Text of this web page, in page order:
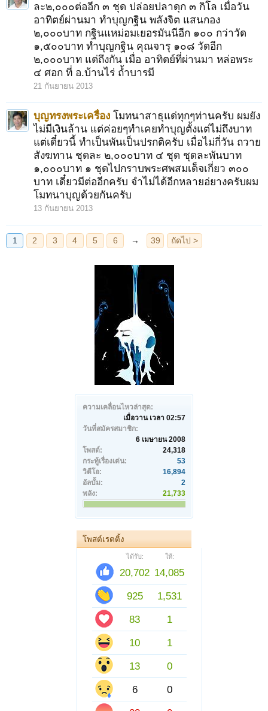
ความเคลื่อนไหวล่าสุด:
เมื่อวาน เวลา 02:57
วันที่สมัครสมาชิก:
6 เมษายน 2008
โพสต์:
24,318
กระทู้เรื่องเด่น:
53
วิดีโอ:
16,894
อัลบั้ม:
2
พลัง:
21,733
โพสต์เรตติ้ง
ได้รับ: ให้:
20,702 14,085
925
1,531
83
1
10
1
13
0
6
0
ละ๒,๐๐๐ต่ออีก ๓ ชุด ปล่อยปลาดุก ๓ กิโล เมื่อวัน
อาทิตย์ผ่านมา ทำบุญกฐิน พลังจิต แสนกอง
๒,๐๐๐บาท กฐินแหม่อมเยอรมันนีอีก ๑๐๐ กว่าวัด
๑,๕๐๐บาท ทำบุญกฐิน คุณจารุ ๑๐๘ วัดอีก
๒,๐๐๐บาท แต่ถึงกัน เมื่อ อาทิตย์ที่ผ่านมา หล่อพระ
๔ ศอก ที่ อ.บ้านไร่ ถ้ำบารมี
21 กันยายน 2013
บุญทรงพระเครื่อง โมทนาสาธุแด่ทุกๆท่านครับ ผมยัง
ไม่มีเงินล้าน แต่ค่อยๆทำเคยทำบุญตั้งแต่ไม่ถึงบาท
แต่เดี๋ยวนี้ ทำเป็นพันเป็นปรกติครับ เมื่อไม่กี่วัน ถวาย
สังฆทาน ชุดละ ๒,๐๐๐บาท ๔ ชุด ชุดละพันบาท
๑,๐๐๐บาท ๑ ชุดไปกราบพระศพสมเด็จเกี่ยว ๓๐๐
บาท เดี๋ยวมีต่ออีกครับ จำไม่ได้อีกหลายอ่ยางครับผม
โมทนาบุญด้วยกันครับ
13 กันยายน 2013